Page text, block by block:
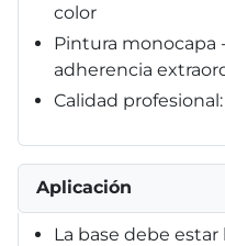
color
Pintura monocapa
adherencia
Calidad
Aplicación
La base debe estar